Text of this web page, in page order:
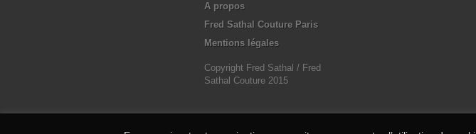
A propos
Fred Sathal Couture Paris
Mentions légales
Copyright Fred Sathal / Fred
Sathal Couture 2015